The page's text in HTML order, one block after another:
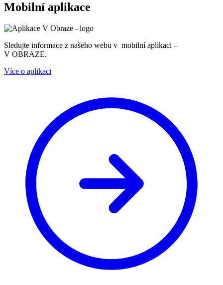
Mobilní aplikace
Sledujte informace z našeho webu v mobilní aplikaci –
V OBRAZE.
Více o aplikaci